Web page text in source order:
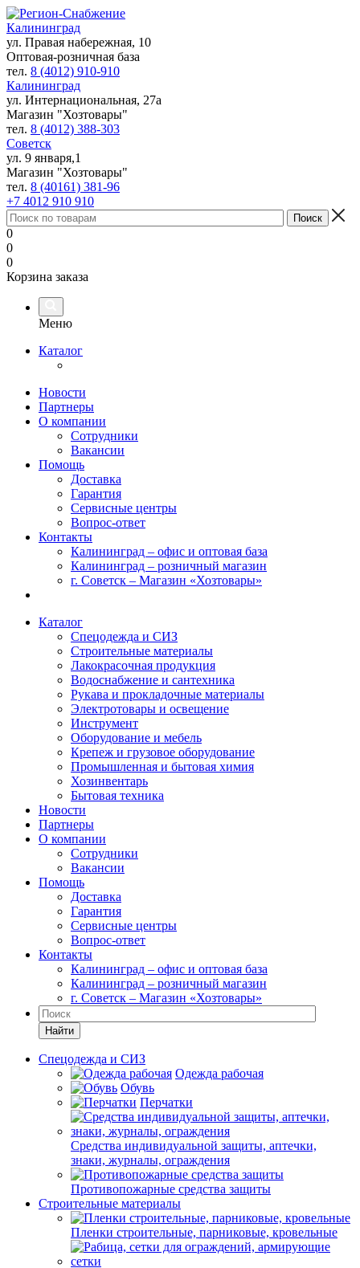
Калининград
ул. Правая набережная, 10
Оптовая-розничная база
тел. 8 (4012) 910-910
Калининград
ул. Интернациональная, 27а
Магазин "Хозтовары"
тел. 8 (4012) 388-303
Советск
ул. 9 января,1
Магазин "Хозтовары"
тел. 8 (40161) 381-96
+7 4012 910 910
0
0
0
Корзина заказа
Меню
Каталог
Новости
Партнеры
О компании
Сотрудники
Вакансии
Помощь
Доставка
Гарантия
Сервисные центры
Вопрос-ответ
Контакты
Калининград – офис и оптовая база
Калининград – розничный магазин
г. Советск – Магазин «Хозтовары»
Каталог
Спецодежда и СИЗ
Строительные материалы
Лакокрасочная продукция
Водоснабжение и сантехника
Рукава и прокладочные материалы
Электротовары и освещение
Инструмент
Оборудование и мебель
Крепеж и грузовое оборудование
Промышленная и бытовая химия
Хозинвентарь
Бытовая техника
Новости
Партнеры
О компании
Сотрудники
Вакансии
Помощь
Доставка
Гарантия
Сервисные центры
Вопрос-ответ
Контакты
Калининград – офис и оптовая база
Калининград – розничный магазин
г. Советск – Магазин «Хозтовары»
Найти
Спецодежда и СИЗ
Одежда рабочая
Обувь
Перчатки
Средства индивидуальной защиты, аптечки,
знаки, журналы, ограждения
Противопожарные средства защиты
Строительные материалы
Пленки строительные, парниковые, кровельные